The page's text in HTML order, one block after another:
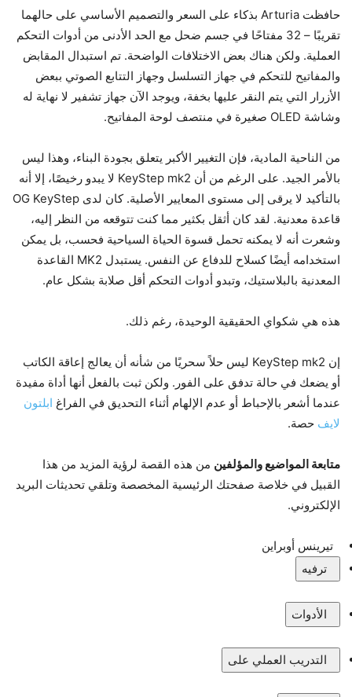
حافظت Arturia بذكاء على السعر والتصميم الأساسي على حالهما
تقريبًا – 32 مفتاحًا في جسم ضحل مع الحد الأدنى من أدوات التحكم
العملية. ولكن هناك بعض الاختلافات الواضحة. تم استبدال المقابض
والمفاتيح للتحكم في جهاز التسلسل وجهاز التتابع الصوتي ببعض
الأزرار التي يتم النقر عليها بخفة، ويوجد الآن جهاز تشفير لا نهاية له
وشاشة OLED صغيرة في منتصف لوحة المفاتيح.
من الناحية المادية، فإن التغيير الأكبر يتعلق بجودة البناء، وهذا ليس
بالأمر الجيد. على الرغم من أن KeyStep mk2 لا يبدو رخيصًا، إلا أنه
بالتأكيد لا يرقى إلى مستوى المعايير الأصلية. كان لدى OG KeyStep
قاعدة معدنية. لقد كان أثقل بكثير مما كنت تتوقعه من النظر إليه،
وشعرت أنه لا يمكنه تحمل قسوة الحياة السياحية فحسب، بل يمكن
استخدامه أيضًا كسلاح للدفاع عن النفس. يستبدل MK2 القاعدة
المعدنية بالبلاستيك، وتبدو أدوات التحكم أقل صلابة بشكل عام.
هذه هي شكواي الحقيقية الوحيدة، رغم ذلك.
إن KeyStep mk2 ليس حلاً سحريًا من شأنه أن يعالج إعاقة الكاتب
أو يضعك في حالة تدفق على الفور. ولكن ثبت بالفعل أنها أداة مفيدة
عندما أشعر بالإحباط أو عدم الإلهام أثناء التحديق في الفراغ ابلتون
لايف حصة.
متابعة المواضيع والمؤلفين من هذه القصة لرؤية المزيد من هذا
القبيل في خلاصة صفحتك الرئيسية المخصصة وتلقي تحديثات البريد
الإلكتروني.
تيرينس أوبراين
ترفيه
الأدوات
التدريب العملي على